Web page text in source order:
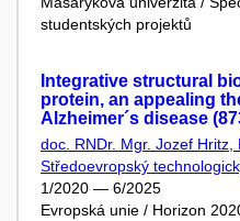
studentských projektů
Integrative structural
protein, an appealing
Alzheimer´s disease
doc. RNDr. Mgr. Jozef Hritz,
Středoevropský
1/2020 — 6/2025
Evropská unie / Horizon